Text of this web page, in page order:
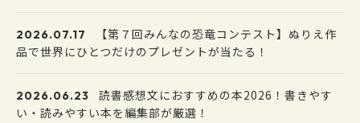
2026.07.17
【第７回みんなの恐竜コンテスト】ぬりえ作
品で世界にひとつだけのプレゼントが当たる！
2026.06.23
読書感想文におすすめの本2026！書きやす
い・読みやすい本を編集部が厳選！